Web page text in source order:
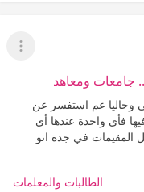
عرض
جامعات ومعاهد
وحاليا عم استفسر عن
فأي واحدة عندها أي
المقيمات في جدة انو
الطالبات والمعلمات